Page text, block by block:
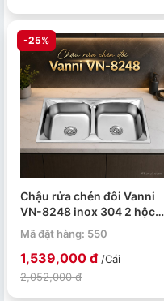
-25%
Chậu rửa chén đôi Vanni
VN-8248 inox 304 2 hộc
820x480x230mm
Mã đặt hàng: 550
1,539,000 đ /Cái
2,052,000 đ